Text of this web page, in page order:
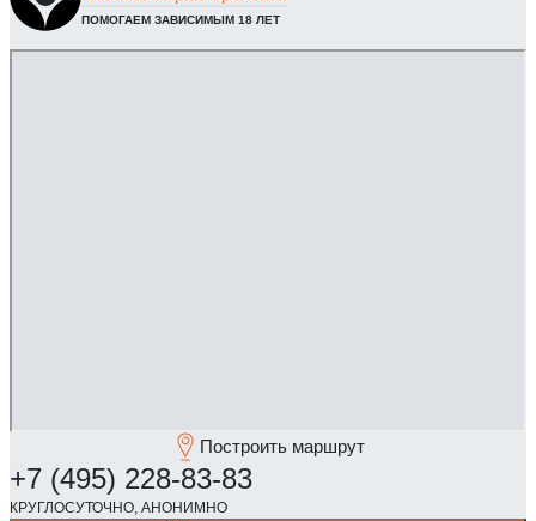
ПОМОГАЕМ ЗАВИСИМЫМ 18 ЛЕТ
Построить маршрут